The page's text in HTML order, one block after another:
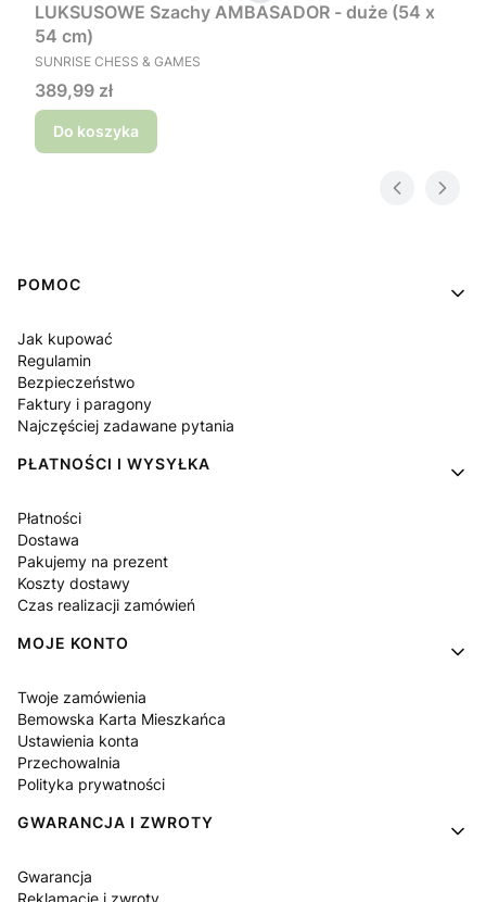
LUKSUSOWE Szachy AMBASADOR - duże (54 x
54 cm)
PRODUCENT
SUNRISE CHESS & GAMES
Cena
389,99 zł
Do koszyka
Linki w stopce
POMOC
Jak kupować
Regulamin
Bezpieczeństwo
Faktury i paragony
Najczęściej zadawane pytania
PŁATNOŚCI I WYSYŁKA
Płatności
Dostawa
Pakujemy na prezent
Koszty dostawy
Czas realizacji zamówień
MOJE KONTO
Twoje zamówienia
Bemowska Karta Mieszkańca
Ustawienia konta
Przechowalnia
Polityka prywatności
GWARANCJA I ZWROTY
Gwarancja